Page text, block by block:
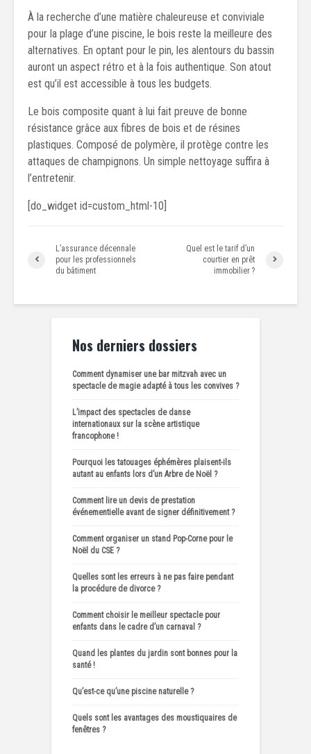
À la recherche d’une matière chaleureuse et conviviale
pour la plage d’une piscine, le bois reste la meilleure des
alternatives. En optant pour le pin, les alentours du bassin
auront un aspect rétro et à la fois authentique. Son atout
est qu’il est accessible à tous les budgets.
Le bois composite quant à lui fait preuve de bonne
résistance grâce aux fibres de bois et de résines
plastiques. Composé de polymère, il protège contre les
attaques de champignons. Un simple nettoyage suffira à
l’entretenir.
[do_widget id=custom_html-10]
L’assurance décennale
pour les professionnels
du bâtiment
Quel est le tarif d’un
courtier en prêt
immobilier ?
Nos derniers dossiers
Comment dynamiser une bar mitzvah avec un
spectacle de magie adapté à tous les convives ?
L’impact des spectacles de danse
internationaux sur la scène artistique
francophone !
Pourquoi les tatouages éphémères plaisent-ils
autant au enfants lors d’un Arbre de Noël ?
Comment lire un devis de prestation
événementielle avant de signer définitivement ?
Comment organiser un stand Pop-Corne pour le
Noël du CSE ?
Quelles sont les erreurs à ne pas faire pendant
la procédure de divorce ?
Comment choisir le meilleur spectacle pour
enfants dans le cadre d’un carnaval ?
Quand les plantes du jardin sont bonnes pour la
santé !
Qu’est-ce qu’une piscine naturelle ?
Quels sont les avantages des moustiquaires de
fenêtres ?